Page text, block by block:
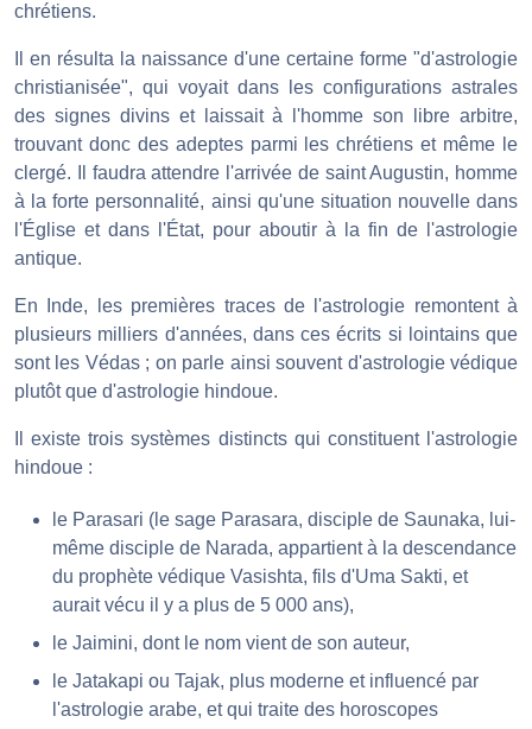
chrétiens.
Il en résulta la naissance d'une certaine forme "d'astrologie
christianisée", qui voyait dans les configurations astrales
des signes divins et laissait à l'homme son libre arbitre,
trouvant donc des adeptes parmi les chrétiens et même le
clergé. Il faudra attendre l'arrivée de saint Augustin, homme
à la forte personnalité, ainsi qu'une situation nouvelle dans
l'Église et dans l'État, pour aboutir à la fin de l'astrologie
antique.
En Inde, les premières traces de l'astrologie remontent à
plusieurs milliers d'années, dans ces écrits si lointains que
sont les Védas ; on parle ainsi souvent d'astrologie védique
plutôt que d'astrologie hindoue.
Il existe trois systèmes distincts qui constituent l'astrologie
hindoue :
le Parasari (le sage Parasara, disciple de Saunaka, lui-
même disciple de Narada, appartient à la descendance
du prophète védique Vasishta, fils d'Uma Sakti, et
aurait vécu il y a plus de 5 000 ans),
le Jaimini, dont le nom vient de son auteur,
le Jatakapi ou Tajak, plus moderne et influencé par
l'astrologie arabe, et qui traite des horoscopes